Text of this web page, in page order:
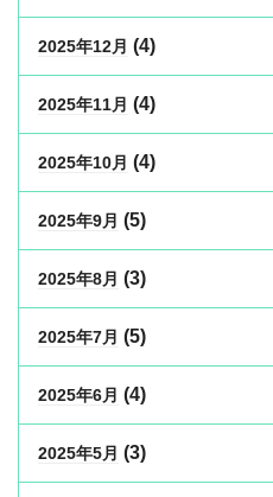
2025年12月 (4)
2025年11月 (4)
2025年10月 (4)
2025年9月 (5)
2025年8月 (3)
2025年7月 (5)
2025年6月 (4)
2025年5月 (3)